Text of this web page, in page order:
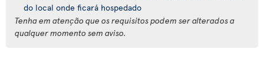
do local onde ficará hospedado
Tenha em atenção que os requisitos podem ser alterados a
qualquer momento sem aviso.